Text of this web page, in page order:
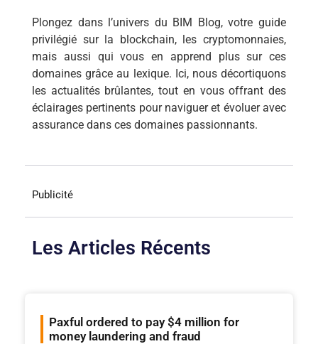
Plongez dans l’univers du BIM Blog, votre guide
privilégié sur la blockchain, les cryptomonnaies,
mais aussi qui vous en apprend plus sur ces
domaines grâce au lexique. Ici, nous décortiquons
les actualités brûlantes, tout en vous offrant des
éclairages pertinents pour naviguer et évoluer avec
assurance dans ces domaines passionnants.
Publicité
Les Articles Récents
Paxful ordered to pay $4 million for
money laundering and fraud